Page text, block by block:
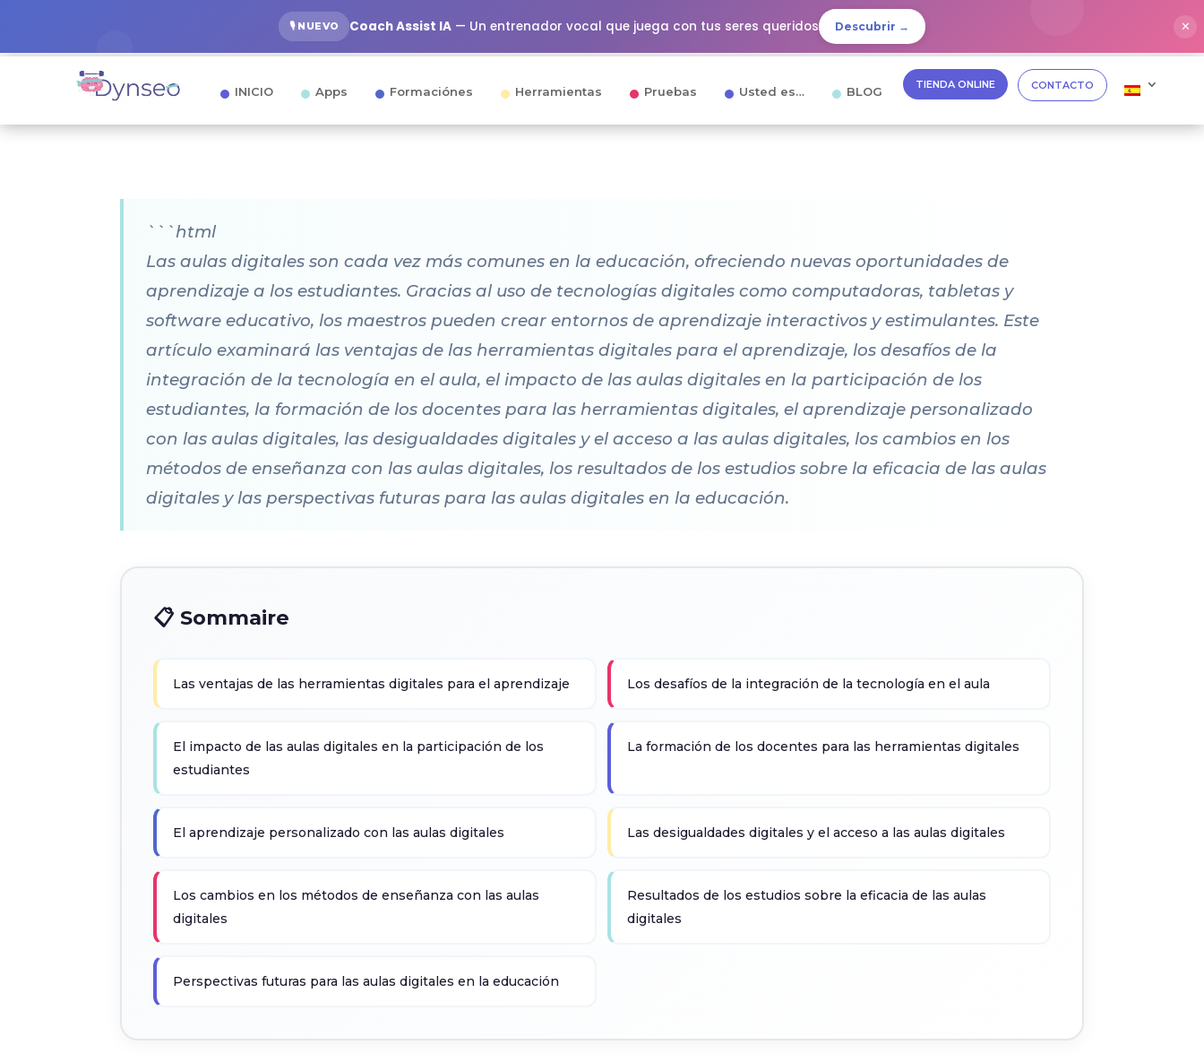
🎙️ NUEVO Coach Assist IA — Un entrenador vocal que juega con tus seres queridos Descubrir → ✕
INICIO Apps Formaciónes Herramientas Pruebas Usted es… BLOG TIENDA ONLINE CONTACTO
```html
Las aulas digitales son cada vez más comunes en la educación, ofreciendo nuevas oportunidades de
aprendizaje a los estudiantes. Gracias al uso de tecnologías digitales como computadoras, tabletas y
software educativo, los maestros pueden crear entornos de aprendizaje interactivos y estimulantes. Este
artículo examinará las ventajas de las herramientas digitales para el aprendizaje, los desafíos de la
integración de la tecnología en el aula, el impacto de las aulas digitales en la participación de los
estudiantes, la formación de los docentes para las herramientas digitales, el aprendizaje personalizado
con las aulas digitales, las desigualdades digitales y el acceso a las aulas digitales, los cambios en los
métodos de enseñanza con las aulas digitales, los resultados de los estudios sobre la eficacia de las aulas
digitales y las perspectivas futuras para las aulas digitales en la educación.
📋 Sommaire
Las ventajas de las herramientas digitales para el aprendizaje Los desafíos de la integración de la tecnología en el aula
El impacto de las aulas digitales en la participación de los
estudiantes
La formación de los docentes para las herramientas digitales
El aprendizaje personalizado con las aulas digitales Las desigualdades digitales y el acceso a las aulas digitales
Los cambios en los métodos de enseñanza con las aulas
digitales
Resultados de los estudios sobre la eficacia de las aulas
digitales
Perspectivas futuras para las aulas digitales en la educación